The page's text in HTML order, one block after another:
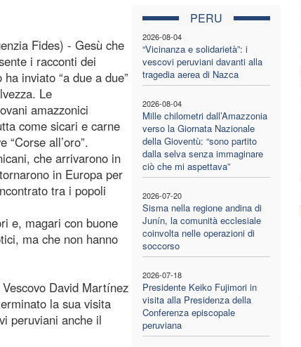
PERU
2026-08-04
“Vicinanza e solidarietà”: i
vescovi peruviani davanti alla
tragedia aerea di Nazca
2026-08-04
Mille chilometri dall’Amazzonia
verso la Giornata Nazionale
della Gioventù: “sono partito
dalla selva senza immaginare
ciò che mi aspettava”
2026-07-20
Sisma nella regione andina di
Junín, la comunità ecclesiale
coinvolta nelle operazioni di
soccorso
2026-07-18
Presidente Keiko Fujimori in
visita alla Presidenza della
Conferenza episcopale
peruviana
Fides) - Gesù che
i racconti dei
inviato “a due a due”
Le
amazzonici
come sicari e carne
“Corse all’oro”.
che arrivarono in
in Europa per
tra i popoli
e, magari con buone
ma che non hanno
David Martínez
la sua visita
peruviani anche il